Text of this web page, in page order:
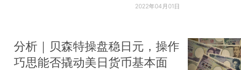
2022年04月01日
分析｜贝森特操盘稳日元，操作
巧思能否撬动美日货币基本面